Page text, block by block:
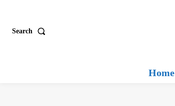
Search
Home